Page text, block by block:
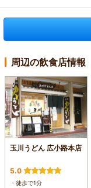
周辺の飲食店情報
玉川うどん 広小路本店
5.0
・徒歩で1分